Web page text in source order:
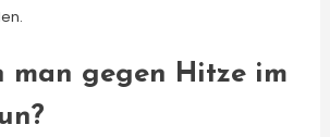
man gegen Hitze im